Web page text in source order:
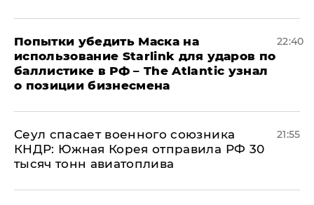
Попытки убедить Маска на
использование Starlink для ударов по
баллистике в РФ – The Atlantic узнал
о позиции бизнесмена
22:40
​Сеул спасает военного союзника
КНДР: Южная Корея отправила РФ 30
тысяч тонн авиатоплива
21:55